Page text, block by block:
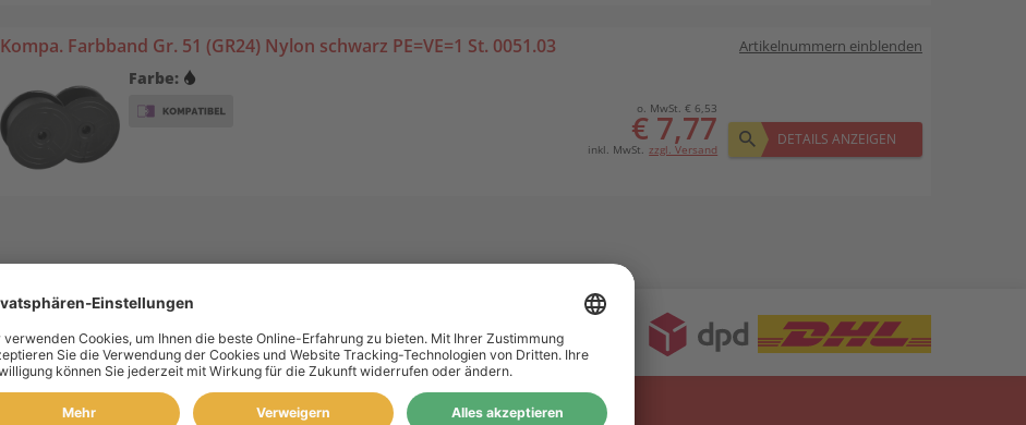
Kompa. Farbband Gr. 51 (GR24) Nylon schwarz PE=VE=1 St. 0051.03 Artikelnummern einblenden
Farbe:
o. MwSt. € 6,53
€ 7,77
inkl. MwSt. zzgl. Versand
DETAILS ANZEIGEN